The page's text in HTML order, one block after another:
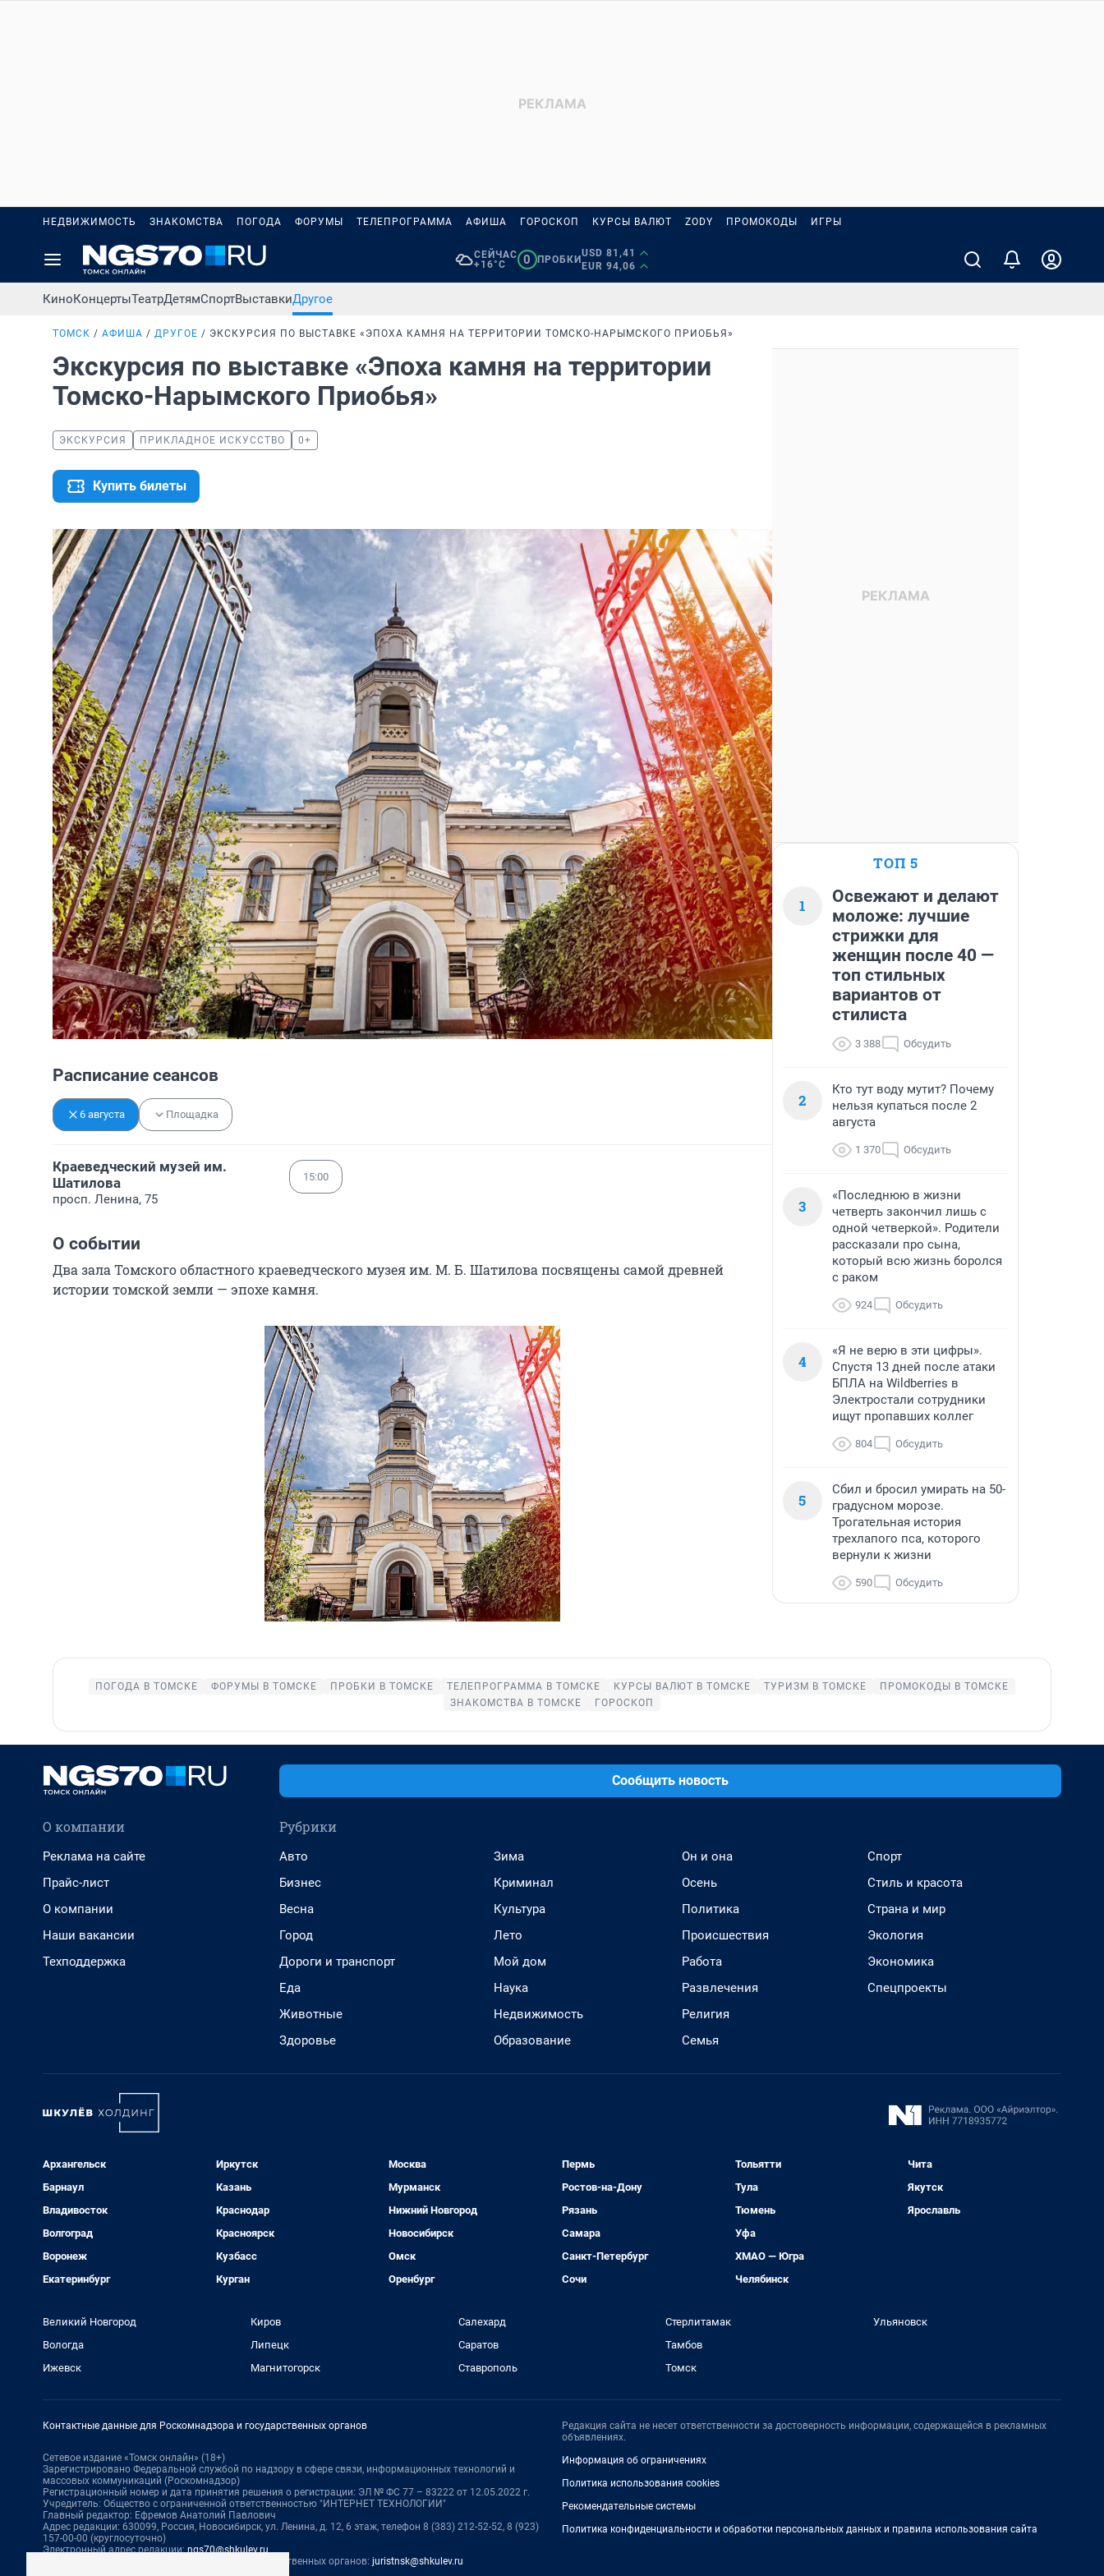
НЕДВИЖИМОСТЬ ЗНАКОМСТВА ПОГОДА ФОРУМЫ ТЕЛЕПРОГРАММА АФИША ГОРОСКОП КУРСЫ ВАЛЮТ ZODY ПРОМОКОДЫ ИГРЫ
СЕЙЧАС
+16°C
0 ПРОБКИ
USD 81,41
EUR 94,06
КиноКонцертыТеатрДетямСпортВыставкиДругое
ТОМСК АФИША ДРУГОЕ ЭКСКУРСИЯ ПО ВЫСТАВКЕ «ЭПОХА КАМНЯ НА ТЕРРИТОРИИ ТОМСКО-НАРЫМСКОГО ПРИОБЬЯ»
Экскурсия по выставке «Эпоха камня на территории
Томско-Нарымского Приобья»
ЭКСКУРСИЯ ПРИКЛАДНОЕ ИСКУССТВО 0+
Купить билеты
Расписание сеансов
6 августа Площадка
Краеведческий музей им.
Шатилова
просп. Ленина, 75
15:00
О событии
Два зала Томского областного краеведческого музея им. М. Б. Шатилова посвящены самой древней
истории томской земли — эпохе камня.
ТОП 5
1
Освежают и делают
моложе: лучшие
стрижки для
женщин после 40 —
топ стильных
вариантов от
стилиста
3 388 Обсудить
2
Кто тут воду мутит? Почему
нельзя купаться после 2
августа
1 370 Обсудить
3
«Последнюю в жизни
четверть закончил лишь с
одной четверкой». Родители
рассказали про сына,
который всю жизнь боролся
с раком
924 Обсудить
4
«Я не верю в эти цифры».
Спустя 13 дней после атаки
БПЛА на Wildberries в
Электростали сотрудники
ищут пропавших коллег
804 Обсудить
5
Сбил и бросил умирать на 50-
градусном морозе.
Трогательная история
трехлапого пса, которого
вернули к жизни
590 Обсудить
ПОГОДА В ТОМСКЕ ФОРУМЫ В ТОМСКЕ ПРОБКИ В ТОМСКЕ ТЕЛЕПРОГРАММА В ТОМСКЕ КУРСЫ ВАЛЮТ В ТОМСКЕ ТУРИЗМ В ТОМСКЕ
ПРОМОКОДЫ В ТОМСКЕ
ЗНАКОМСТВА В ТОМСКЕ
ГОРОСКОП
Сообщить новость
О компании
Реклама на сайте
Прайс-лист
О компании
Наши вакансии
Техподдержка
Рубрики
Авто
Бизнес
Весна
Город
Дороги и транспорт
Еда
Животные
Здоровье
Зима
Криминал
Культура
Лето
Мой дом
Наука
Недвижимость
Образование
Он и она
Осень
Политика
Происшествия
Работа
Развлечения
Религия
Семья
Спорт
Стиль и красота
Страна и мир
Экология
Экономика
Спецпроекты
Архангельск
Барнаул
Владивосток
Волгоград
Воронеж
Екатеринбург
Иркутск
Казань
Краснодар
Красноярск
Кузбасс
Курган
Москва
Мурманск
Нижний Новгород
Новосибирск
Омск
Оренбург
Пермь
Ростов-на-Дону
Рязань
Самара
Санкт-Петербург
Сочи
Тольятти
Тула
Тюмень
Уфа
ХМАО — Югра
Челябинск
Чита
Якутск
Ярославль
Великий Новгород
Вологда
Ижевск
Киров
Липецк
Магнитогорск
Салехард
Саратов
Ставрополь
Стерлитамак
Тамбов
Томск
Ульяновск
Контактные данные для Роскомнадзора и государственных органов
Сетевое издание «Томск онлайн» (18+)
Зарегистрировано Федеральной службой по надзору в сфере связи, информационных технологий и
массовых коммуникаций (Роскомнадзор)
Регистрационный номер и дата принятия решения о регистрации: ЭЛ № ФС 77 – 83222 от 12.05.2022 г.
Учредитель: Общество с ограниченной ответственностью "ИНТЕРНЕТ ТЕХНОЛОГИИ"
Главный редактор: Ефремов Анатолий Павлович
Адрес редакции: 630099, Россия, Новосибирск, ул. Ленина, д. 12, 6 этаж, телефон 8 (383) 212-52-52, 8 (923)
157-00-00 (круглосуточно)
Электронный адрес редакции:ngs70@shkulev.ru
Контактные данные для Роскомнадзора и государственных органов: juristnsk@shkulev.ru
Редакция сайта не несет ответственности за достоверность информации, содержащейся в рекламных
объявлениях.
Информация об ограничениях
Политика использования cookies
Рекомендательные системы
Политика конфиденциальности и обработки персональных данных и правила использования сайта